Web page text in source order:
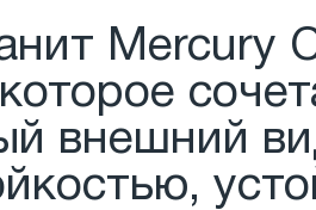
Mercury
внешний